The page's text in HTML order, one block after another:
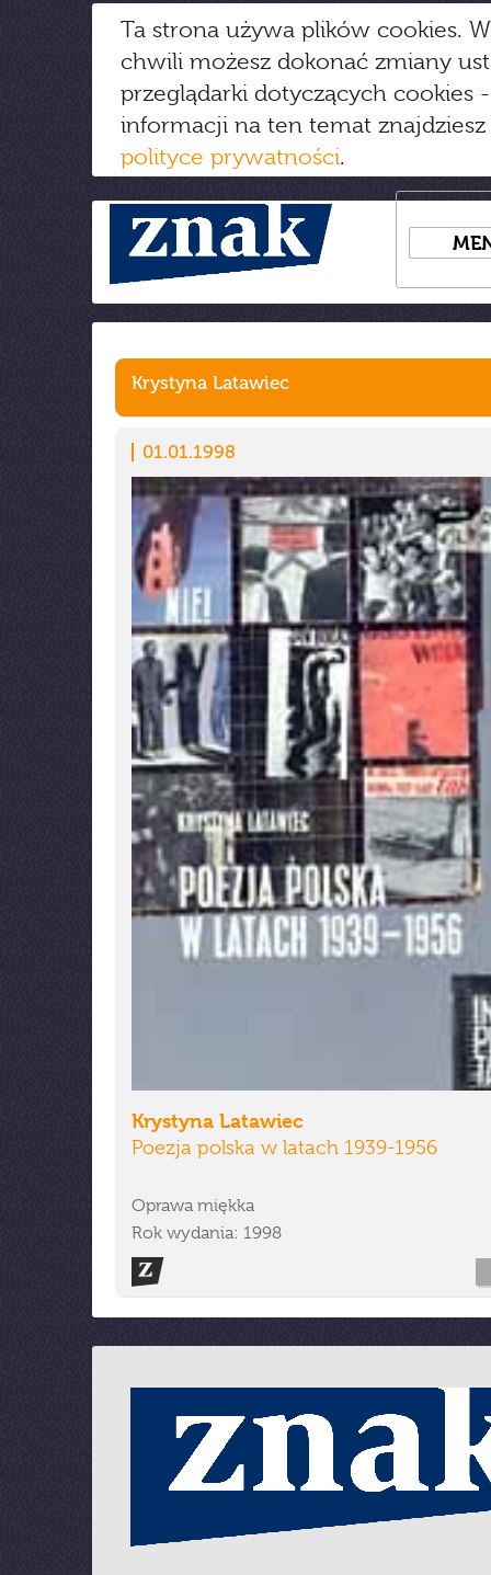
Ta strona używa plików cookies.
chwili możesz dokonać zmiany
przeglądarki dotyczących cookies
informacji na ten temat
polityce prywatności.
Krystyna Latawiec
01.01.1998
Krystyna Latawiec
Poezja polska w latach 1939-1956
Oprawa miękka
Rok wydania: 1998